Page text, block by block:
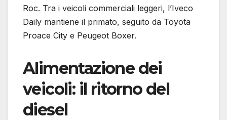
Roc. Tra i veicoli commerciali leggeri, l’Iveco
Daily mantiene il primato, seguito da Toyota
Proace City e Peugeot Boxer.
Alimentazione dei
veicoli: il ritorno del
diesel